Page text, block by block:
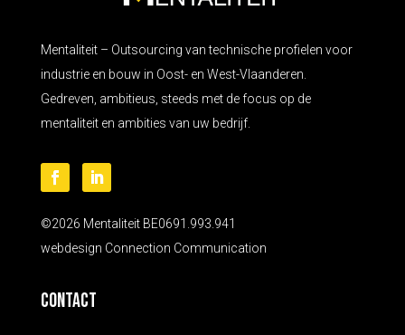
Mentaliteit – Outsourcing van technische profielen voor
industrie en bouw in Oost- en West-Vlaanderen.
Gedreven, ambitieus, steeds met de focus op de
mentaliteit en ambities van uw bedrijf.
©2026 Mentaliteit BE0691.993.941
webdesign Connection Communication
Contact